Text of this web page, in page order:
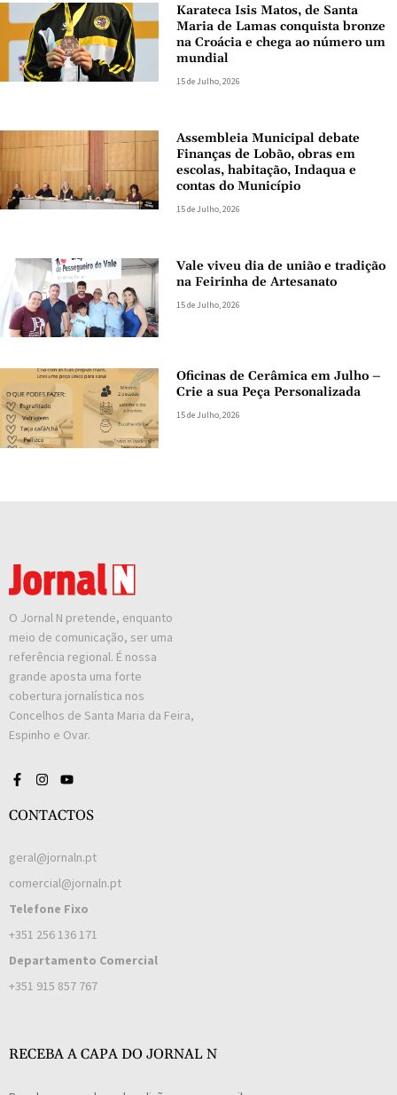
Karateca Isis Matos, de Santa
Maria de Lamas conquista bronze
na Croácia e chega ao número um
mundial
15 de Julho, 2026
Assembleia Municipal debate
Finanças de Lobão, obras em
escolas, habitação, Indaqua e
contas do Município
15 de Julho, 2026
Vale viveu dia de união e tradição
na Feirinha de Artesanato
15 de Julho, 2026
Oficinas de Cerâmica em Julho –
Crie a sua Peça Personalizada
15 de Julho, 2026
O Jornal N pretende, enquanto
meio de comunicação, ser uma
referência regional. É nossa
grande aposta uma forte
cobertura jornalística nos
Concelhos de Santa Maria da Feira,
Espinho e Ovar.
CONTACTOS
geral@jornaln.pt
comercial@jornaln.pt
Telefone Fixo
+351 256 136 171
Departamento Comercial
+351 915 857 767
RECEBA A CAPA DO JORNAL N